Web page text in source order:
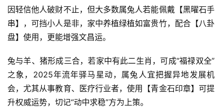
因轻信他人破财不止，但大多数属兔人若能佩戴【黑曜石手
串】，可挡小人是非，家中养植绿植如富贵竹，配合【八卦
盘】使用，更能增强文昌运。
兔与羊、猪形成三合，若家中有此二生肖，可成“福禄双全”
之象，2025年流年驿马星动，属兔人宜把握异地发展机
会，尤其从事教育、医疗行业者，使用【青金石印章】可提
升权威运势，切记“动中求稳”方为上策。